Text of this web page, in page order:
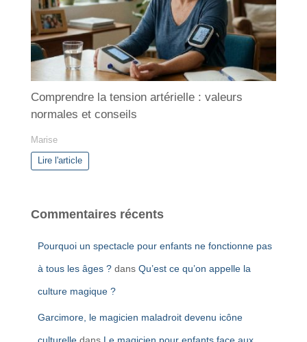
Comprendre la tension artérielle : valeurs
normales et conseils
Marise
Lire l'article
Commentaires récents
Pourquoi un spectacle pour enfants ne fonctionne pas
à tous les âges ? dans Qu’est ce qu’on appelle la
culture magique ?
Garcimore, le magicien maladroit devenu icône